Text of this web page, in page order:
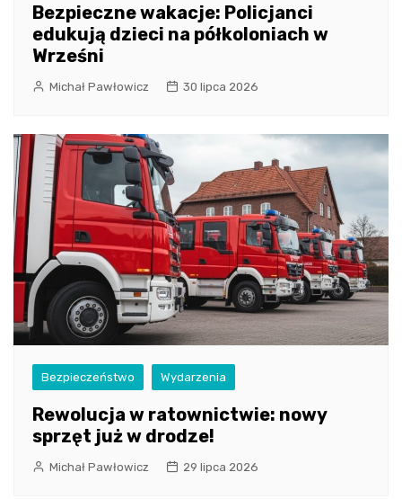
Bezpieczne wakacje: Policjanci
edukują dzieci na półkoloniach w
Wrześni
Michał Pawłowicz 30 lipca 2026
Bezpieczeństwo Wydarzenia
Rewolucja w ratownictwie: nowy
sprzęt już w drodze!
Michał Pawłowicz 29 lipca 2026